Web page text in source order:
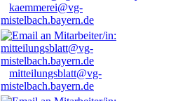
kaemmerei@vg-
mistelbach.bayern.de
mitteilungsblatt@vg-
mistelbach.bayern.de